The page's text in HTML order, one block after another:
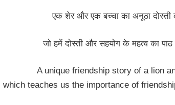
एक शेर और एक बच्चा का अनूठा दोस्ती
जो हमें दोस्ती और सहयोग के महत्व का पाठ
A unique friendship story of a lion
which teaches us the importance of